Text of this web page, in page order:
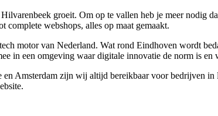
groeit. Om op te vallen heb je meer nodig
complete webshops, alles op maat gemaakt.
motor van Nederland. Wat rond Eindhoven wordt
in een omgeving waar digitale innovatie de norm is en
en Amsterdam zijn wij altijd bereikbaar voor bedrijven